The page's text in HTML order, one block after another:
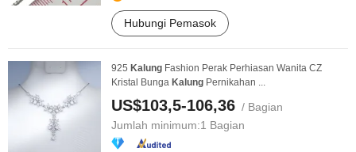
Hubungi Pemasok
925 Kalung Fashion Perak Perhiasan Wanita CZ
Kristal Bunga Kalung Pernikahan ...
US$103,5-106,36 / Bagian
Jumlah minimum:1 Bagian